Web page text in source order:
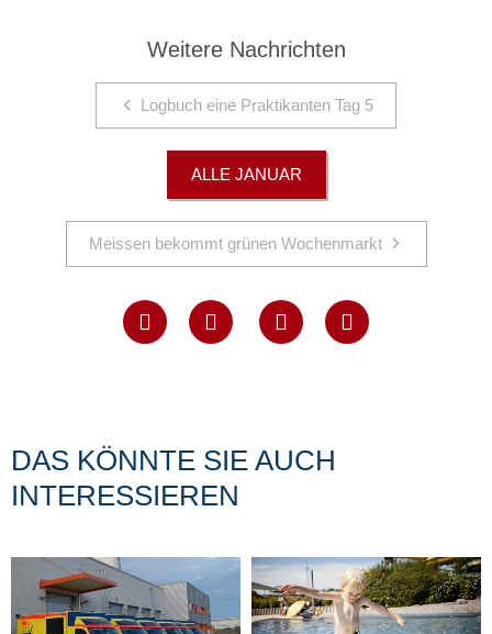
Weitere Nachrichten
Logbuch eine Praktikanten Tag 5
ALLE JANUAR
Meissen bekommt grünen Wochenmarkt
DAS KÖNNTE SIE AUCH
INTERESSIEREN